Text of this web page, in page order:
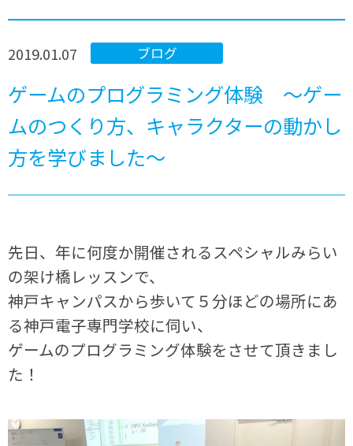
ブログ
2019.01.07
ゲームのプログラミング体験 ～ゲー
ムのつくり方、キャラクターの動かし
方を学びました～
先日、年に何度か開催されるスペシャルみらい
の架け橋レッスンで、
神戸キャンパスから歩いて５分ほどの場所にあ
る神戸電子専門学校に伺い、
ゲームのプログラミング体験をさせて頂きまし
た！